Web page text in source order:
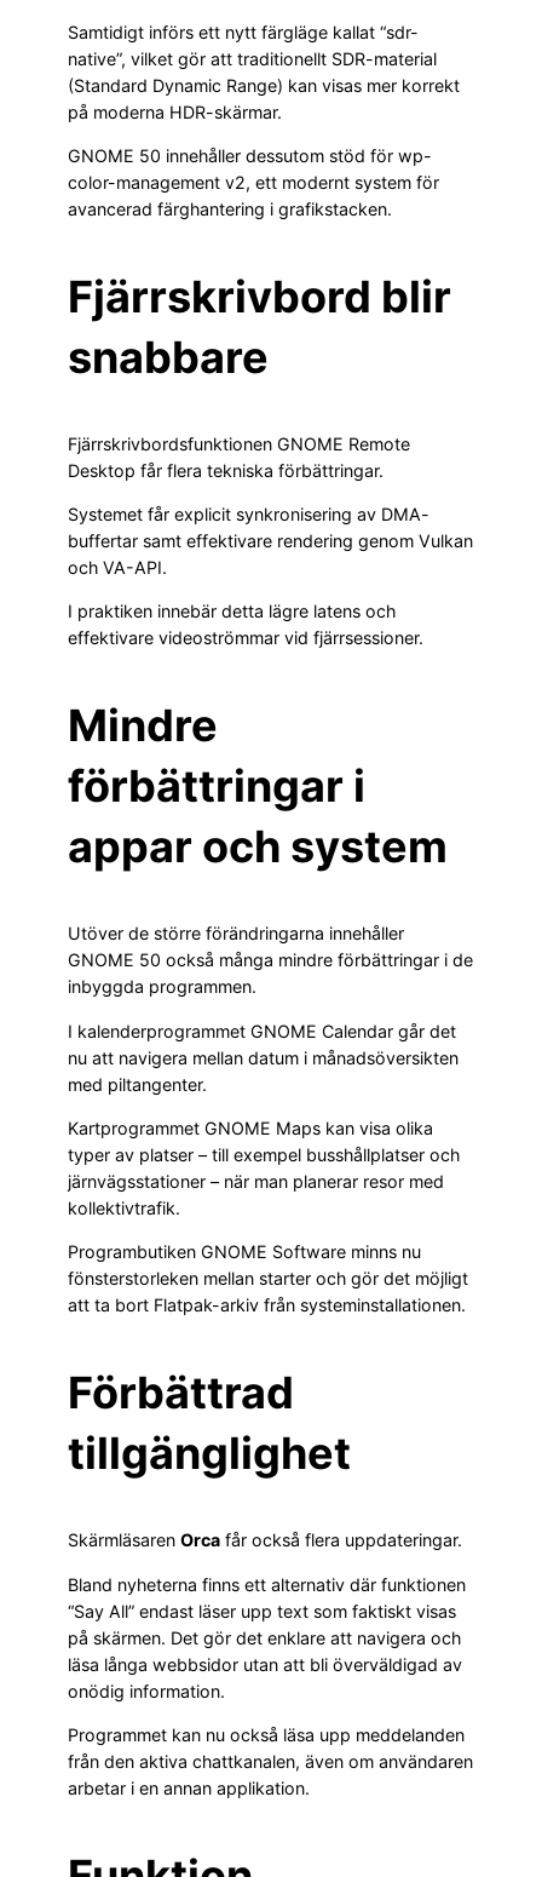
Samtidigt införs ett nytt färgläge kallat “sdr-
native”, vilket gör att traditionellt SDR-material
(Standard Dynamic Range) kan visas mer korrekt
på moderna HDR-skärmar.
GNOME 50 innehåller dessutom stöd för wp-
color-management v2, ett modernt system för
avancerad färghantering i grafikstacken.
Fjärrskrivbord blir
snabbare
Fjärrskrivbordsfunktionen GNOME Remote
Desktop får flera tekniska förbättringar.
Systemet får explicit synkronisering av DMA-
buffertar samt effektivare rendering genom Vulkan
och VA-API.
I praktiken innebär detta lägre latens och
effektivare videoströmmar vid fjärrsessioner.
Mindre
förbättringar i
appar och system
Utöver de större förändringarna innehåller
GNOME 50 också många mindre förbättringar i de
inbyggda programmen.
I kalenderprogrammet GNOME Calendar går det
nu att navigera mellan datum i månadsöversikten
med piltangenter.
Kartprogrammet GNOME Maps kan visa olika
typer av platser – till exempel busshållplatser och
järnvägsstationer – när man planerar resor med
kollektivtrafik.
Programbutiken GNOME Software minns nu
fönsterstorleken mellan starter och gör det möjligt
att ta bort Flatpak-arkiv från systeminstallationen.
Förbättrad
tillgänglighet
Skärmläsaren Orca får också flera uppdateringar.
Bland nyheterna finns ett alternativ där funktionen
“Say All” endast läser upp text som faktiskt visas
på skärmen. Det gör det enklare att navigera och
läsa långa webbsidor utan att bli överväldigad av
onödig information.
Programmet kan nu också läsa upp meddelanden
från den aktiva chattkanalen, även om användaren
arbetar i en annan applikation.